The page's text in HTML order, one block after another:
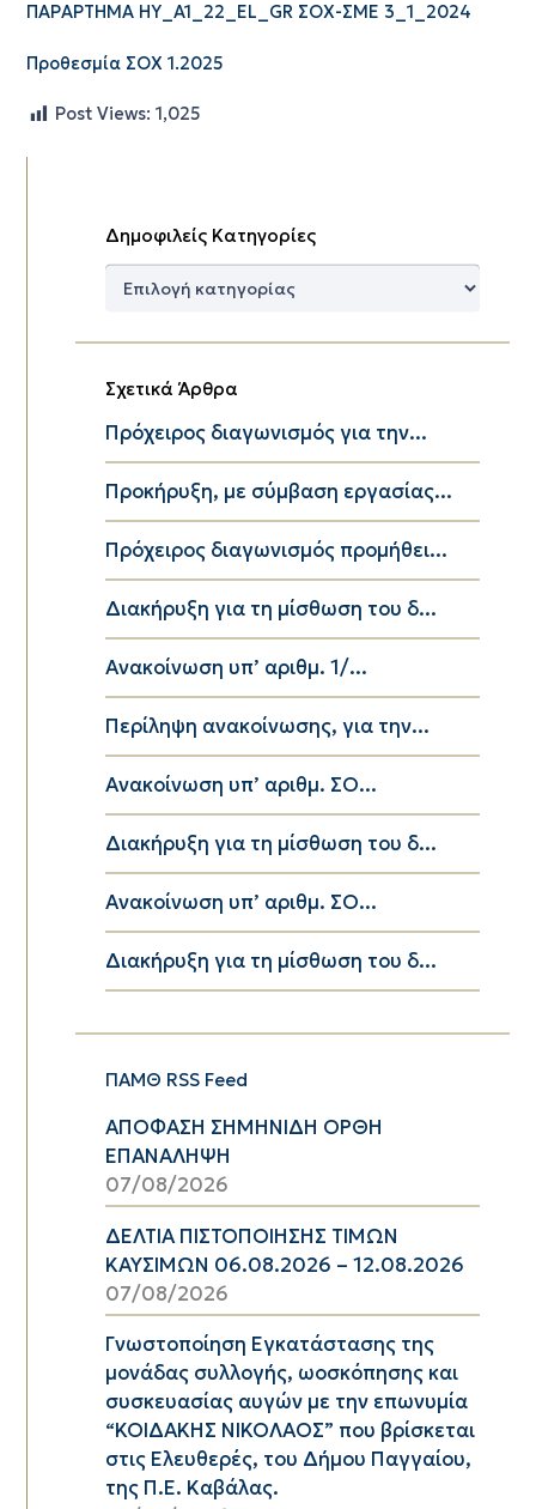
ΠΑΡΑΡΤΗΜΑ ΗΥ_A1_22_EL_GR ΣΟΧ-ΣΜΕ 3_1_2024
Προθεσμία ΣΟΧ 1.2025
Post Views: 1,025
Δημοφιλείς Κατηγορίες
Δημοφιλείς
Σχετικά Άρθρα
Πρόχειρος διαγωνισμός για την...
Προκήρυξη, με σύμβαση εργασίας...
Πρόχειρος διαγωνισμός προμήθει...
Διακήρυξη για τη μίσθωση του δ...
Ανακοίνωση υπ’ αριθμ. 1/...
Περίληψη ανακοίνωσης, για την...
Ανακοίνωση υπ’ αριθμ. ΣΟ...
Διακήρυξη για τη μίσθωση του δ...
Ανακοίνωση υπ’ αριθμ. ΣΟ...
Διακήρυξη για τη μίσθωση του δ...
ΠΑΜΘ RSS Feed
ΑΠΟΦΑΣΗ ΣΗΜΗΝΙΔΗ ΟΡΘΗ
ΕΠΑΝΑΛΗΨΗ
07/08/2026
ΔΕΛΤΙΑ ΠΙΣΤΟΠΟΙΗΣΗΣ ΤΙΜΩΝ
ΚΑΥΣΙΜΩΝ 06.08.2026 – 12.08.2026
07/08/2026
Γνωστοποίηση Εγκατάστασης της
μονάδας συλλογής, ωοσκόπησης και
συσκευασίας αυγών με την επωνυμία
“ΚΟΙΔΑΚΗΣ ΝΙΚΟΛΑΟΣ” που βρίσκεται
στις Ελευθερές, του Δήμου Παγγαίου,
της Π.Ε. Καβάλας.